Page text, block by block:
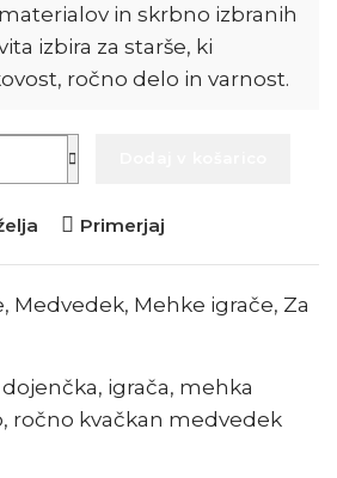
in skrbno izbranih
izbira za starše, ki
ročno delo in varnost.
Primerjaj
, Medvedek, Mehke igrače, Za
, igrača, mehka
, ročno kvačkan medvedek